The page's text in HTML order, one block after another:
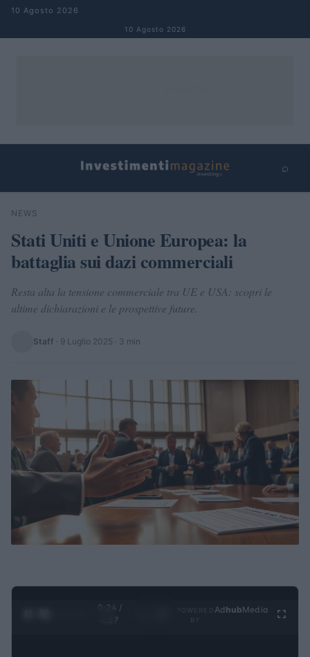
Salta al contenuto
10 Agosto 2026
10 Agosto 2026
⌕
Cerca
NEWS
Stati Uniti e Unione Europea: la
battaglia sui dazi commerciali
Resta alta la tensione commerciale tra UE e USA: scopri le
ultime dichiarazioni e le prospettive future.
Staff · 9 Luglio 2025 · 3 min
0:24 /
4:27
Ad hubMedia